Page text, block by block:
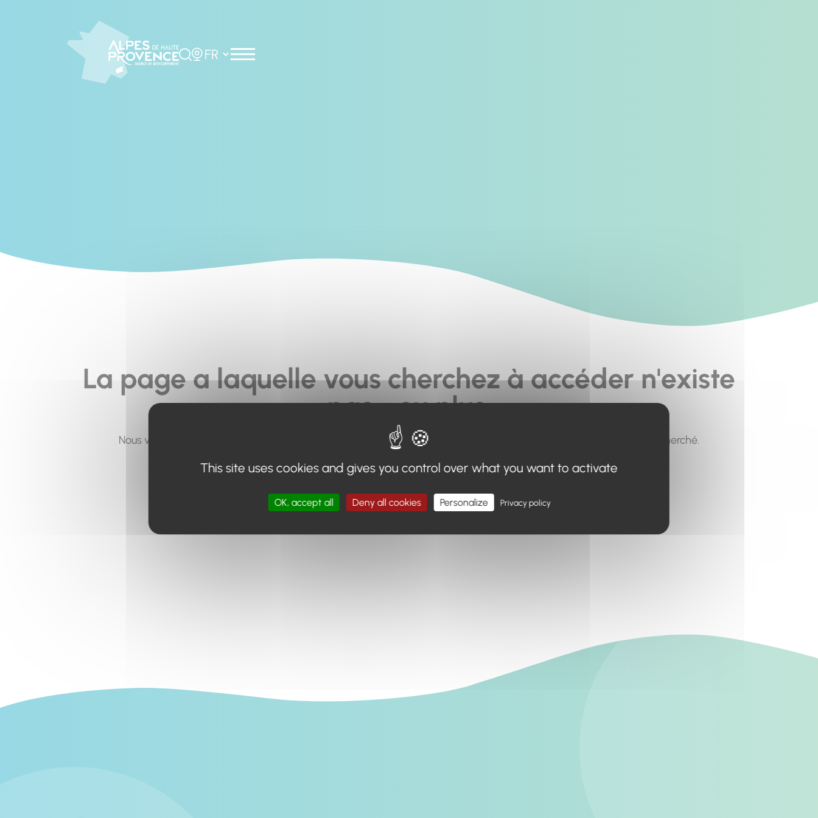
Rechercher
Choisir la langue
La page a laquelle vous cherchez à accéder n'existe
pas... ou plus.
Nous vous invitons à utiliser le moteur de recherche en haut de page, ou à utiliser le menu pour trouver le contenu recherché.
Retour à l'accueil
This site uses cookies and gives you control over what you want to activate
OK, accept all Deny all cookies Personalize Privacy policy